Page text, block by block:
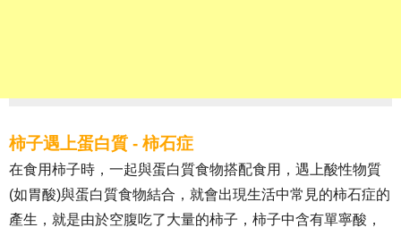
柿子遇上蛋白質 - 柿石症
在食用柿子時，一起與蛋白質食物搭配食用，遇上酸性物質
(如胃酸)與蛋白質食物結合，就會出現生活中常見的柿石症的
產生，就是由於空腹吃了大量的柿子，柿子中含有單寧酸，